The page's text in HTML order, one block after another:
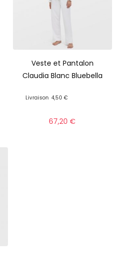
Veste et Pantalon
Claudia Blanc Bluebella
Livraison 4,50 €
67,20€